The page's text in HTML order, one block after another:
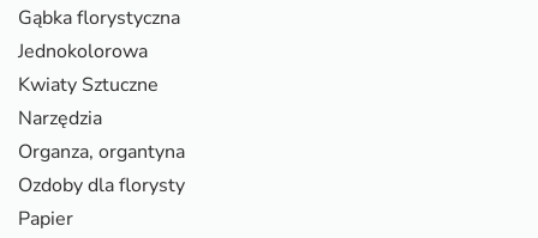
Gąbka florystyczna
Jednokolorowa
Kwiaty Sztuczne
Narzędzia
Organza, organtyna
Ozdoby dla florysty
Papier